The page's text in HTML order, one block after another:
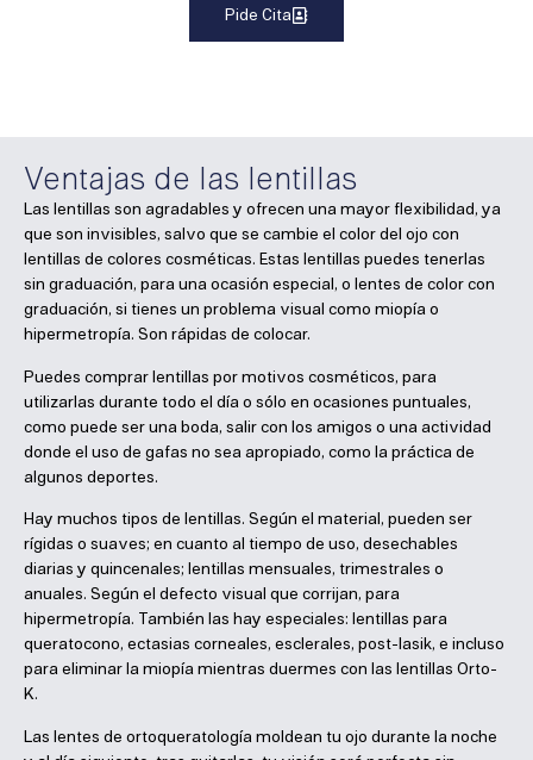
Pide Cita
Ventajas de las lentillas
Las lentillas son agradables y ofrecen una mayor flexibilidad, ya
que son invisibles, salvo que se cambie el color del ojo con
lentillas de colores cosméticas. Estas lentillas puedes tenerlas
sin graduación, para una ocasión especial, o lentes de color con
graduación, si tienes un problema visual como miopía o
hipermetropía. Son rápidas de colocar.
Puedes comprar lentillas por motivos cosméticos, para
utilizarlas durante todo el día o sólo en ocasiones puntuales,
como puede ser una boda, salir con los amigos o una actividad
donde el uso de gafas no sea apropiado, como la práctica de
algunos deportes.
Hay muchos tipos de lentillas. Según el material, pueden ser
rígidas o suaves; en cuanto al tiempo de uso, desechables
diarias y quincenales; lentillas mensuales, trimestrales o
anuales. Según el defecto visual que corrijan, para
hipermetropía. También las hay especiales: lentillas para
queratocono, ectasias corneales, esclerales, post-lasik, e incluso
para eliminar la miopía mientras duermes con las lentillas Orto-
K.
Las lentes de ortoqueratología moldean tu ojo durante la noche